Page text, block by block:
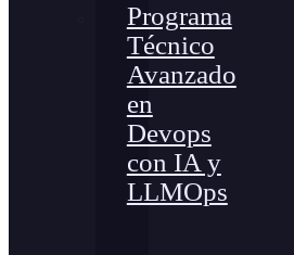
Programa
Técnico
Avanzado
en
Devops
con IA y
LLMOps